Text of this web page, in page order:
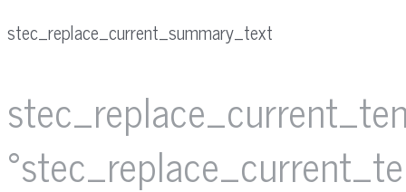
stec_replace_current_summary_text